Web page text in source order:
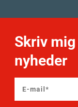
Skriv
nyheder